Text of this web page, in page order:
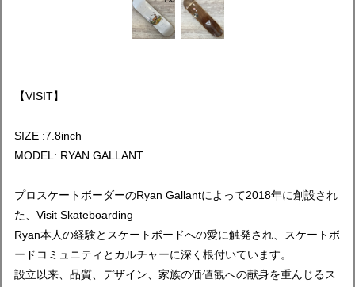
【VISIT】
SIZE :7.8inch
MODEL: RYAN GALLANT
プロスケートボーダーのRyan Gallantによって2018年に創設され
た、Visit Skateboarding
Ryan本人の経験とスケートボードへの愛に触発され、スケートボ
ードコミュニティとカルチャーに深く根付いています。
設立以来、品質、デザイン、家族の価値観への献身を重んじるス